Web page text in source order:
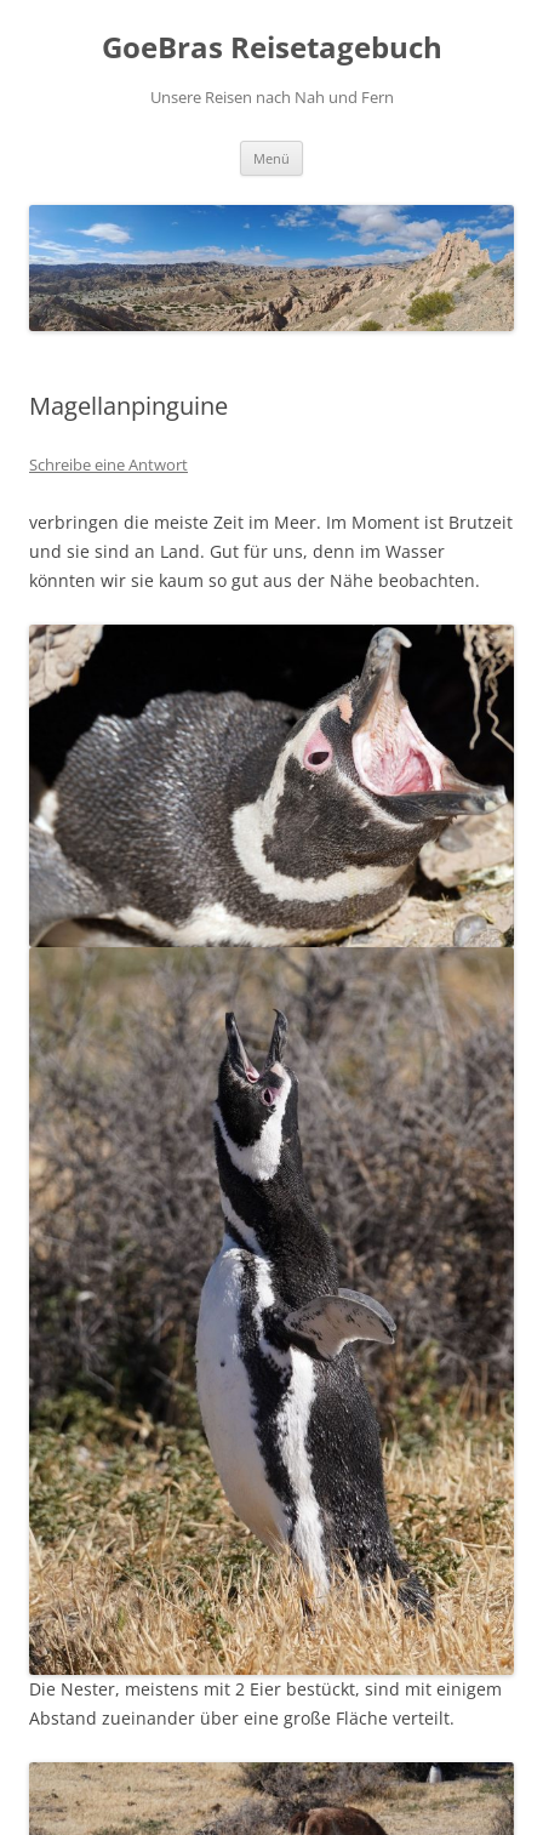
GoeBras Reisetagebuch
Unsere Reisen nach Nah und Fern
Menü
Magellanpinguine
Schreibe eine Antwort
verbringen die meiste Zeit im Meer. Im Moment ist Brutzeit
und sie sind an Land. Gut für uns, denn im Wasser
könnten wir sie kaum so gut aus der Nähe beobachten.
Die Nester, meistens mit 2 Eier bestückt, sind mit einigem
Abstand zueinander über eine große Fläche verteilt.